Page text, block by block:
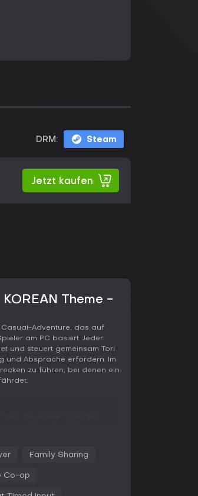
DRM: Steam
Jetzt kaufen
Theme -
Casual-Adventure, das auf
am PC basiert. Jeder
und steuert gemeinsam Tori
und Absprache erfordern. Im
zu führen, bei denen ein
da ein einziger Fehler alle
Family Sharing
Co-op